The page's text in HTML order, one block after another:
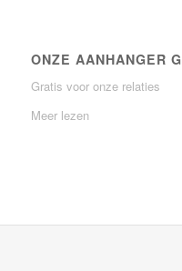
ONZE AANHANGER
Gratis voor onze relaties
Meer lezen